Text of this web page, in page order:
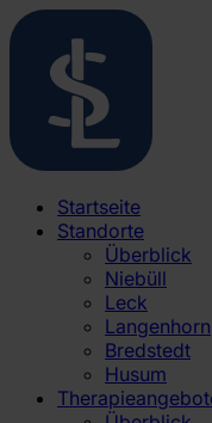
Startseite
Standorte
Überblick
Niebüll
Leck
Langenhorn
Bredstedt
Husum